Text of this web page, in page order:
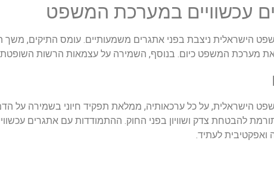
עכשוויים במערכת המשפט
הישראלית ניצבת בפני אתגרים משמעותיים. עומס התיקים, משך
מערכת המשפט כיום. בנוסף, השמירה על עצמאות הרשות השופטת
הישראלית, על כל ערכאותיה, ממלאת תפקיד חיוני בשמירה על
להבטחת צדק ושוויון בפני החוק. ההתמודדות עם אתגרים
לעתיד.